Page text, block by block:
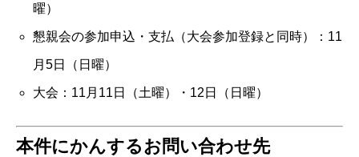
曜）
懇親会の参加申込・支払（大会参加登録と同時）：11
月5日（日曜）
大会：11月11日（土曜）・12日（日曜）
本件にかんするお問い合わせ先